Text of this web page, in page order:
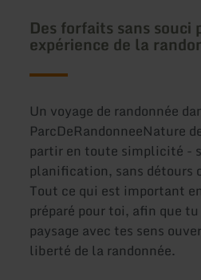
Des forfaits sans souci
expérience de la
Un voyage de randonnée
ParcDeRandonneeNature
partir en toute simplicité -
planification, sans détours
Tout ce qui est important
préparé pour toi, afin que
paysage avec tes sens
liberté de la randonnée.